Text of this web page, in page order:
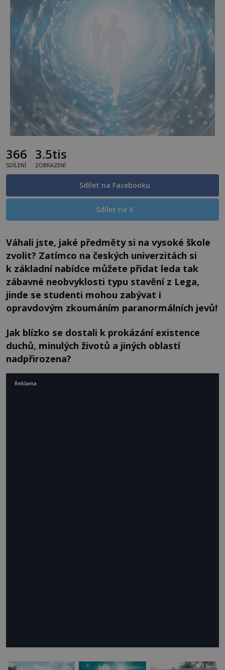
366
SDÍLENÍ
3.5tis
ZOBRAZENÍ
Sdílet na Facebooku
Sdílet na X
Váhali jste, jaké předměty si na vysoké škole
zvolit? Zatímco na českých univerzitách si
k základní nabídce můžete přidat leda tak
zábavné neobvyklosti typu stavění z Lega,
jinde se studenti mohou zabývat i
opravdovým zkoumáním paranormálních jevů!
Jak blízko se dostali k prokázání existence
duchů, minulých životů a jiných oblastí
nadpřirozena?
Reklama